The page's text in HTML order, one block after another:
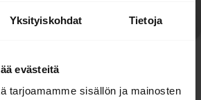
Yksityiskohdat Tietoja
evästeitä
tarjoamamme sisällön ja mainosten
Biz 2400 II QD Mono UNC 3 in 1
Näytetään 10/10